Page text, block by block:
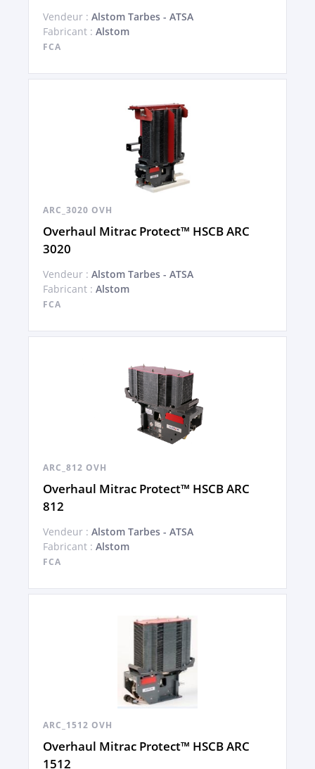
Vendeur : Alstom Tarbes - ATSA
Fabricant : Alstom
FCA
ARC_3020 OVH
Overhaul Mitrac Protect™ HSCB ARC
3020
Vendeur : Alstom Tarbes - ATSA
Fabricant : Alstom
FCA
ARC_812 OVH
Overhaul Mitrac Protect™ HSCB ARC
812
Vendeur : Alstom Tarbes - ATSA
Fabricant : Alstom
FCA
ARC_1512 OVH
Overhaul Mitrac Protect™ HSCB ARC
1512